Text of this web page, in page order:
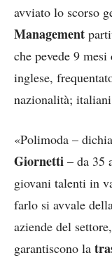
avviato lo scorso
Management
che pevede 9
inglese,
nazionalità;
«Polimoda –
Giornetti – da 35
giovani talenti in
farlo si avvale
aziende del
garantiscono la